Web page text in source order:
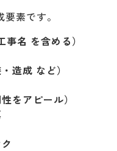
社の資産”
素です。
名 を含める）
造成 など）
をアピール）